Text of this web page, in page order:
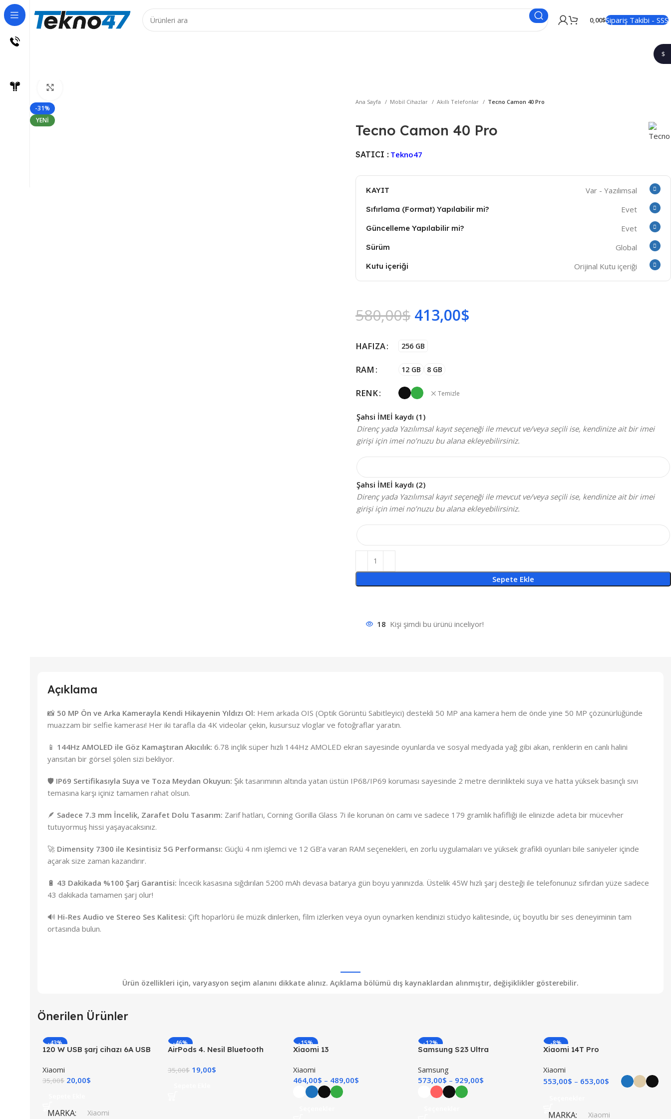
0,00$Sipariş Takibi - SSS
-31%
YENI
Ana Sayfa Mobil Cihazlar Akıllı Telefonlar Tecno Camon 40 Pro
Tecno Camon 40 Pro
SATICI : Tekno47
KAYIT Var - Yazılımsal
Sıfırlama (Format) Yapılabilir mi? Evet
Güncelleme Yapılabilir mi? Evet
Sürüm Global
Kutu içeriği Orijinal Kutu içeriği
580,00$ 413,00$
HAFIZA 256 GB
RAM 12 GB 8 GB
RENK Temizle
Şahsi İMEİ kaydı (1)
Direnç yada Yazılımsal kayıt seçeneği ile mevcut ve/veya seçili ise, kendinize ait bir imei
girişi için imei no’nuzu bu alana ekleyebilirsiniz.
Şahsi İMEİ kaydı (2)
Direnç yada Yazılımsal kayıt seçeneği ile mevcut ve/veya seçili ise, kendinize ait bir imei
girişi için imei no’nuzu bu alana ekleyebilirsiniz.
Sepete Ekle
18 Kişi şimdi bu ürünü inceliyor!
Açıklama
📸 50 MP Ön ve Arka Kamerayla Kendi Hikayenin Yıldızı Ol: Hem arkada OIS (Optik Görüntü Sabitleyici) destekli 50 MP ana kamera hem de önde yine 50 MP çözünürlüğünde
muazzam bir selfie kamerası! Her iki tarafla da 4K videolar çekin, kusursuz vloglar ve fotoğraflar yaratın.
📱 144Hz AMOLED ile Göz Kamaştıran Akıcılık: 6.78 inçlik süper hızlı 144Hz AMOLED ekran sayesinde oyunlarda ve sosyal medyada yağ gibi akan, renklerin en canlı halini
yansıtan bir görsel şölen sizi bekliyor.
🛡️ IP69 Sertifikasıyla Suya ve Toza Meydan Okuyun: Şık tasarımının altında yatan üstün IP68/IP69 koruması sayesinde 2 metre derinlikteki suya ve hatta yüksek basınçlı sıvı
temasına karşı içiniz tamamen rahat olsun.
🪶 Sadece 7.3 mm İncelik, Zarafet Dolu Tasarım: Zarif hatları, Corning Gorilla Glass 7i ile korunan ön camı ve sadece 179 gramlık hafifliği ile elinizde adeta bir mücevher
tutuyormuş hissi yaşayacaksınız.
🚀 Dimensity 7300 ile Kesintisiz 5G Performansı: Güçlü 4 nm işlemci ve 12 GB’a varan RAM seçenekleri, en zorlu uygulamaları ve yüksek grafikli oyunları bile saniyeler içinde
açarak size zaman kazandırır.
🔋 43 Dakikada %100 Şarj Garantisi: İncecik kasasına sığdırılan 5200 mAh devasa batarya gün boyu yanınızda. Üstelik 45W hızlı şarj desteği ile telefonunuz sıfırdan yüze sadece
43 dakikada tamamen şarj olur!
🔊 Hi-Res Audio ve Stereo Ses Kalitesi: Çift hoparlörü ile müzik dinlerken, film izlerken veya oyun oynarken kendinizi stüdyo kalitesinde, üç boyutlu bir ses deneyiminin tam
ortasında bulun.
Ürün özellikleri için, varyasyon seçim alanını dikkate alınız. Açıklama bölümü dış kaynaklardan alınmıştır, değişiklikler gösterebilir.
Önerilen Ürünler
-43%
120 W USB şarj cihazı 6A USB
hızlı şarj
Xiaomi
35,00$ 20,00$
MARKA Xiaomi
-46%
AirPods 4. Nesil Bluetooth
35,00$ 19,00$
-15%
TÜKENDI
Xiaomi 13
Xiaomi
464,00$ 489,00$
-12%
TÜKENDI
Samsung S23 Ultra
Samsung
573,00$ 929,00$
-8%
YENI
Xiaomi 14T Pro
Xiaomi
553,00$ 653,00$
MARKA Xiaomi
$